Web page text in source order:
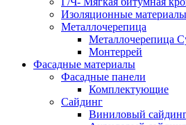
Изоляционные материалы
Металлочерепица
Металлочерепица
Монтеррей
Фасадные материалы
Фасадные панели
Комплектующие
Сайдинг
Виниловый